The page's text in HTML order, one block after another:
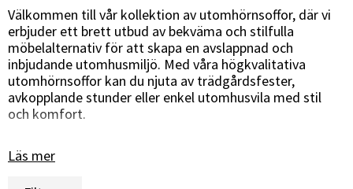
Välkommen till vår kollektion av utomhörnsoffor, där vi
erbjuder ett brett utbud av bekväma och stilfulla
möbelalternativ för att skapa en avslappnad och
inbjudande utomhusmiljö. Med våra högkvalitativa
utomhörnsoffor kan du njuta av trädgårdsfester,
avkopplande stunder eller enkel utomhusvila med stil
och komfort.
Maximera utrymmet med smart design
Läs mer